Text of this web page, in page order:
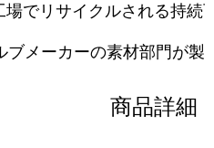
場でリサイクルされる持続
ブメーカーの素材部門が
商品詳細